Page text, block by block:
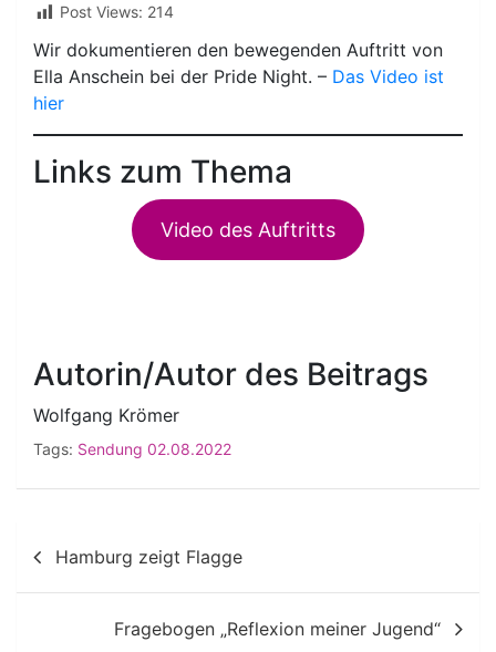
Post Views: 214
Wir dokumentieren den bewegenden Auftritt von
Ella Anschein bei der Pride Night. – Das Video ist
hier
Links zum Thema
Video des Auftritts
Autorin/Autor des Beitrags
Wolfgang Krömer
Tags: Sendung 02.08.2022
Beitragsnavigation
Hamburg zeigt Flagge
Fragebogen „Reflexion meiner Jugend“